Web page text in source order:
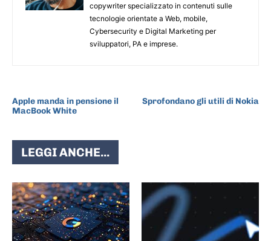
copywriter specializzato in contenuti sulle
tecnologie orientate a Web, mobile,
Cybersecurity e Digital Marketing per
sviluppatori, PA e imprese.
Apple manda in pensione il
MacBook White
Sprofondano gli utili di Nokia
LEGGI ANCHE...